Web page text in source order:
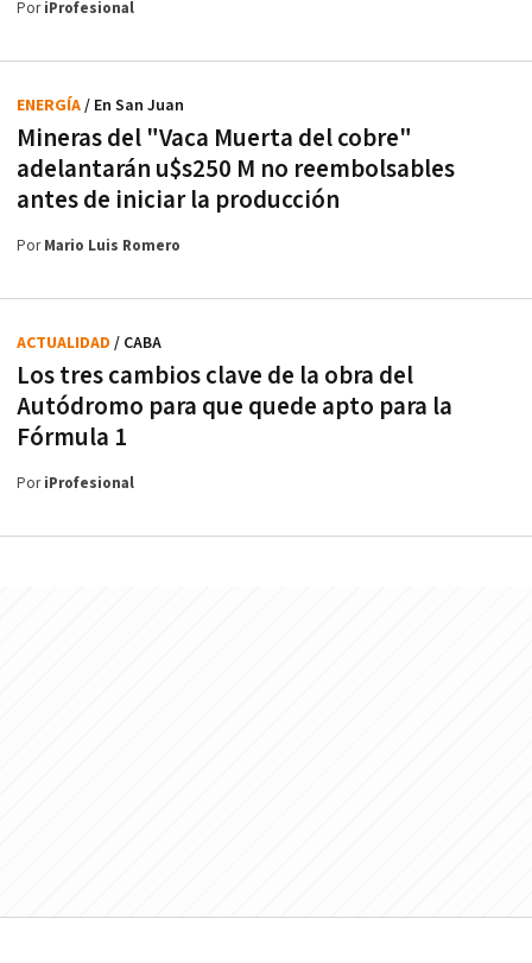
PoriProfesional
Mineras del "Vaca Muerta del cobre"
adelantarán u$s250 M no reembolsables
antes de iniciar la producción
ENERGÍA/ En San Juan
PorMario Luis Romero
Los tres cambios clave de la obra del
Autódromo para que quede apto para la
Fórmula 1
ACTUALIDAD / CABA
PoriProfesional